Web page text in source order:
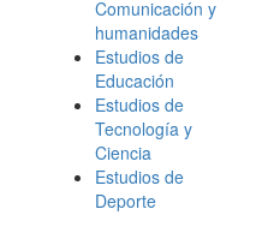
Comunicación y
humanidades
Estudios de
Educación
Estudios de
Tecnología y
Ciencia
Estudios de
Deporte